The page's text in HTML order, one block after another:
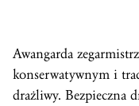
Awangarda
konserwatywnym i
drażliwy. Bezpieczna